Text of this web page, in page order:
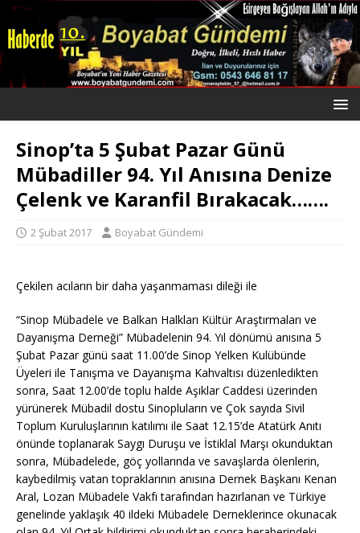
Sinop’ta 5 Şubat Pazar Günü
Mübadiller 94. Yıl Anısına Denize
Çelenk ve Karanfil Bırakacak…….
2 Şubat 2017 Boyabat Gündemi
Çekilen acıların bir daha yaşanmaması dileği ile
“Sinop Mübadele ve Balkan Halkları Kültür Araştırmaları ve
Dayanışma Derneği” Mübadelenin 94. Yıl dönümü anısına 5
Şubat Pazar günü saat 11.00’de Sinop Yelken Kulübünde
Üyeleri ile Tanışma ve Dayanışma Kahvaltısı düzenledikten
sonra, Saat 12.00’de toplu halde Aşıklar Caddesi üzerinden
yürünerek Mübadil dostu Sinopluların ve Çok sayıda Sivil
Toplum Kuruluşlarının katılımı ile Saat 12.15’de Atatürk Anıtı
önünde toplanarak Saygı Duruşu ve İstiklal Marşı okunduktan
sonra, Mübadelede, göç yollarında ve savaşlarda ölenlerin,
kaybedilmiş vatan topraklarının anısına Dernek Başkanı Kenan
Aral, Lozan Mübadele Vakfı tarafından hazırlanan ve Türkiye
genelinde yaklaşık 40 ildeki Mübadele Derneklerince okunacak